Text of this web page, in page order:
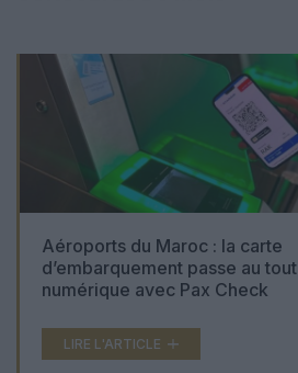
Aéroports du Maroc : la carte
d’embarquement passe au tout
numérique avec Pax Check
LIRE L'ARTICLE